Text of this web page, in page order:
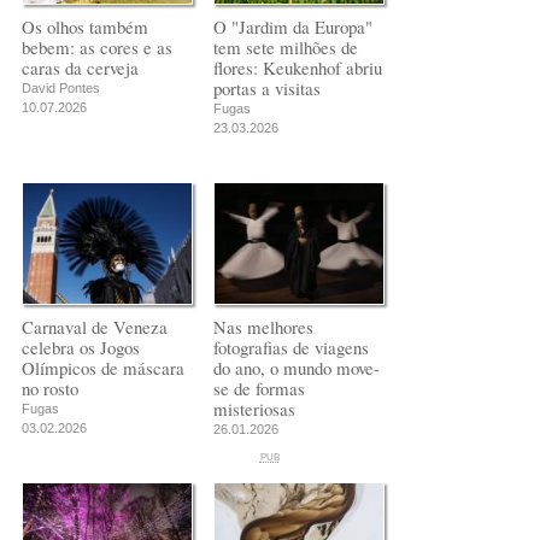
Os olhos também
bebem: as cores e as
caras da cerveja
David Pontes
10.07.2026
O "Jardim da Europa"
tem sete milhões de
flores: Keukenhof abriu
portas a visitas
Fugas
23.03.2026
Carnaval de Veneza
celebra os Jogos
Olímpicos de máscara
no rosto
Fugas
03.02.2026
Nas melhores
fotografias de viagens
do ano, o mundo move-
se de formas
misteriosas
26.01.2026
PUB
PUB
PUB